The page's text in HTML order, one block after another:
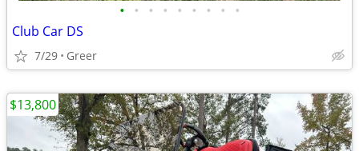
• • • • • • • • •
Club Car DS
7/29 Greer
$13,800